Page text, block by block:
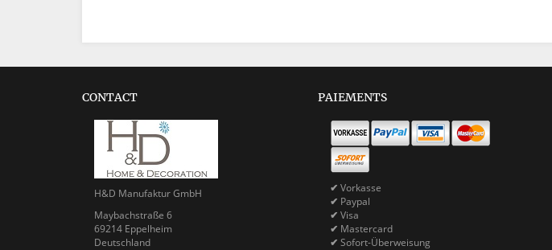
CONTACT
H&D Manufaktur GmbH
Maybachstraße 6
69214 Eppelheim
Deutschland
PAIEMENTS
✔ Vorkasse
✔ Paypal
✔ Visa
✔ Mastercard
✔ Sofort-Überweisung